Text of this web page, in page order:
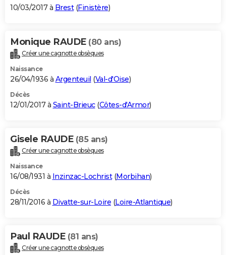
10/03/2017 à Brest(Finistère)
Monique RAUDE (80 ans)
Créer une cagnotte obsèques
Naissance
26/04/1936 à Argenteuil (Val-d'Oise)
Décès
12/01/2017 à Saint-Brieuc(Côtes-d'Armor)
Gisele RAUDE (85 ans)
Créer une cagnotte obsèques
Naissance
16/08/1931 à Inzinzac-Lochrist(Morbihan)
Décès
28/11/2016 à Divatte-sur-Loire (Loire-Atlantique)
Paul RAUDE (81 ans)
Créer une cagnotte obsèques